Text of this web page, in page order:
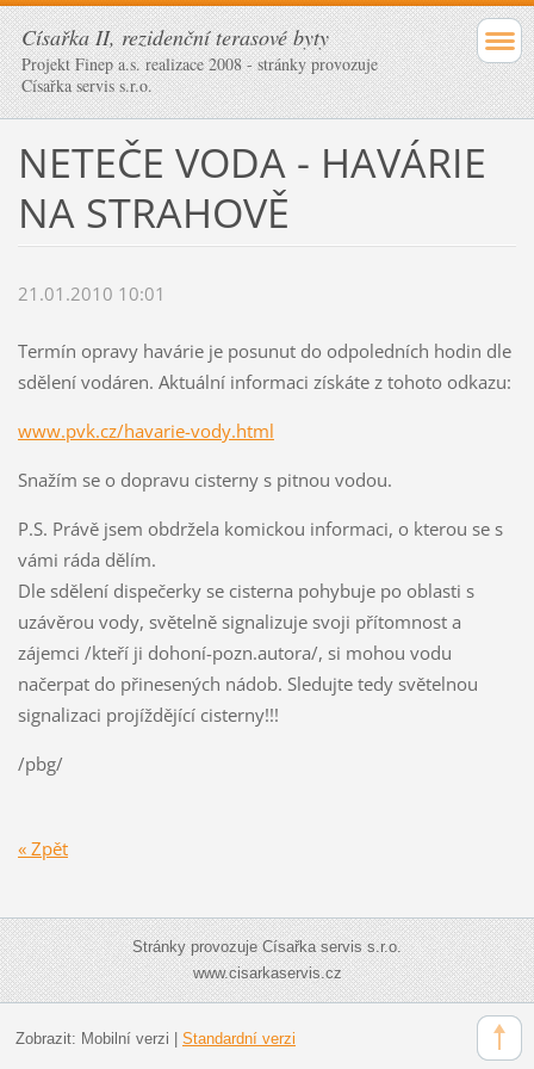
Císařka II, rezidenční terasové byty
Projekt Finep a.s. realizace 2008 - stránky provozuje
Císařka servis s.r.o.
NETEČE VODA - HAVÁRIE
NA STRAHOVĚ
21.01.2010 10:01
Termín opravy havárie je posunut do odpoledních hodin dle
sdělení vodáren. Aktuální informaci získáte z tohoto odkazu:
www.pvk.cz/havarie-vody.html
Snažím se o dopravu cisterny s pitnou vodou.
P.S. Právě jsem obdržela komickou informaci, o kterou se s
vámi ráda dělím.
Dle sdělení dispečerky se cisterna pohybuje po oblasti s
uzávěrou vody, světelně signalizuje svoji přítomnost a
zájemci /kteří ji dohoní-pozn.autora/, si mohou vodu
načerpat do přinesených nádob. Sledujte tedy světelnou
signalizaci projíždějící cisterny!!!
/pbg/
« Zpět
Stránky provozuje Císařka servis s.r.o.
www.cisarkaservis.cz
Zobrazit: Mobilní verzi Standardní verzi